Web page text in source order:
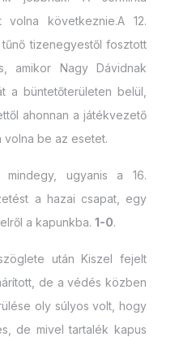
volna következnie.A 12.
tizenegyestől fosztott
amikor Nagy Dávidnak
a büntetőterületen belül,
ahonnan a játékvezető
volna be az esetet.
mindegy, ugyanis a 16.
a hazai csapat, egy
a kapunkba. 1-0.
után Kiszel fejelt
de a védés közben
oly súlyos volt, hogy
de mivel tartalék kapus